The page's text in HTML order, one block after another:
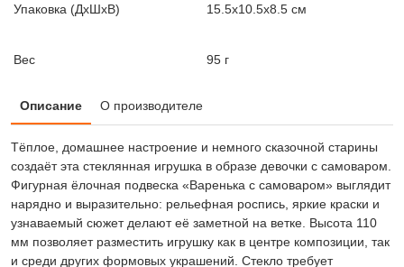
Упаковка (ДxШxВ) 15.5x10.5x8.5 см
Вес 95 г
Описание О производителе
Тёплое, домашнее настроение и немного сказочной старины
создаёт эта стеклянная игрушка в образе девочки с самоваром.
Фигурная ёлочная подвеска «Варенька с самоваром» выглядит
нарядно и выразительно: рельефная роспись, яркие краски и
узнаваемый сюжет делают её заметной на ветке. Высота 110
мм позволяет разместить игрушку как в центре композиции, так
и среди других формовых украшений. Стекло требует